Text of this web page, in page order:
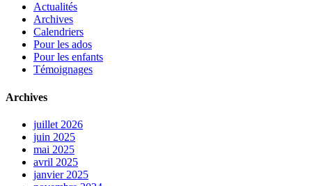
Actualités
Archives
Calendriers
Pour les ados
Pour les enfants
Témoignages
Archives
juillet 2026
juin 2025
mai 2025
avril 2025
janvier 2025